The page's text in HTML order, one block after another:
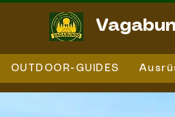
OUTDOOR-GUIDES